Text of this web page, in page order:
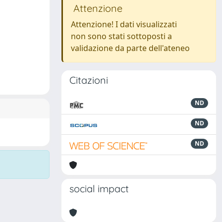
Attenzione
Attenzione! I dati visualizzati
non sono stati sottoposti a
validazione da parte dell'ateneo
Citazioni
ND
ND
ND
social impact